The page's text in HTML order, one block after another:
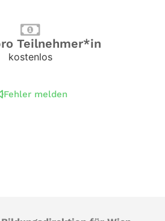
Teilnehmer*in
kostenlos
Fehler melden